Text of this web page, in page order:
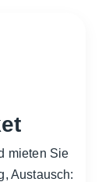
mieten Sie
Austausch: